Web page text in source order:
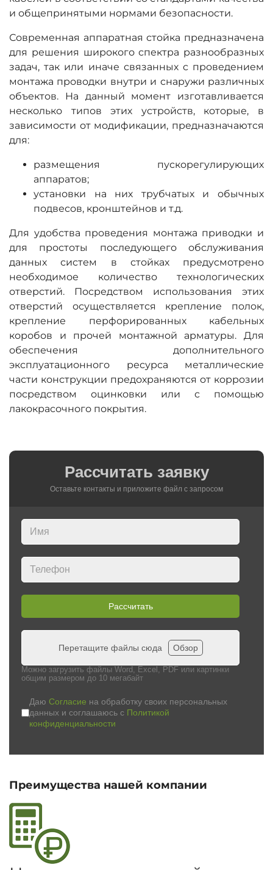
и общепринятыми нормами безопасности.
Современная аппаратная стойка предназначена
для решения широкого спектра разнообразных
задач, так или иначе связанных с проведением
монтажа проводки внутри и снаружи различных
объектов. На данный момент изготавливается
несколько типов этих устройств, которые, в
зависимости от модификации, предназначаются
для:
размещения пускорегулирующих
аппаратов;
установки на них трубчатых и обычных
подвесов, кронштейнов и т.д.
Для удобства проведения монтажа приводки и
для простоты последующего обслуживания
данных систем в стойках предусмотрено
необходимое количество технологических
отверстий. Посредством использования этих
отверстий осуществляется крепление полок,
крепление перфорированных кабельных
коробов и прочей монтажной арматуры. Для
обеспечения дополнительного
эксплуатационного ресурса металлические
части конструкции предохраняются от коррозии
посредством оцинковки или с помощью
лакокрасочного покрытия.
Рассчитать заявку
Оставьте контакты и приложите файл c запросом
Рассчитать
Перетащите файлы сюда Обзор
Можно загрузить файлы Word, Excel, PDF или картинки
общим размером до 10 мегабайт
Даю Согласие на обработку своих персональных
данных и соглашаюсь с Политикой
конфиденциальности
Преимущества нашей компании